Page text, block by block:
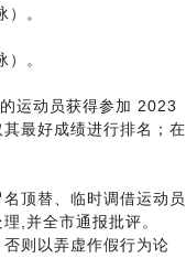
。
。
运动员获得参加 2023
最好成绩进行排名；在
顶替、临时调借运动员
,并全市通报批评。
则以弄虚作假行为论